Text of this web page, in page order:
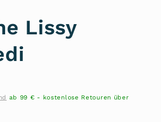
Lissy
ab 99 € - kostenlose Retouren über